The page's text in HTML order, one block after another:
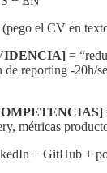
el CV en
=
de reporting -20h/
métricas
+ GitHub +